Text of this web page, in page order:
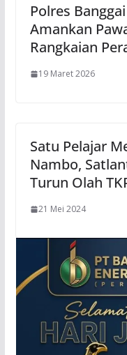
Polres
Amankan
Rangkaian
19 Maret 2026
Satu Pelajar
Nambo,
Turun Olah
21 Mei 2024